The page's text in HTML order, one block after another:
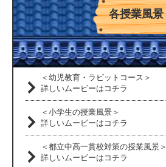
各授業風景
＜幼児教育・ラビットコース＞
詳しいムービーはコチラ
＜小学生の授業風景＞
詳しいムービーはコチラ
＜都立中高一貫校対策の授業風景＞
詳しいムービーはコチラ